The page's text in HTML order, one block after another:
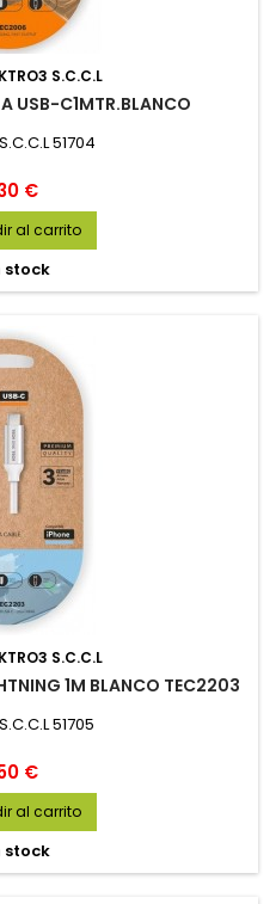
S.C.C.L
USB-C1MTR.BLANCO
51704
€
al carrito
stock
S.C.C.L
1M BLANCO TEC2203
51705
€
al carrito
stock